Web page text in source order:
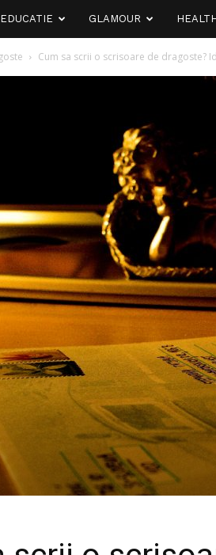
EDUCATIE GLAMOUR
Cum sa scrii o scrisoare de dragoste?